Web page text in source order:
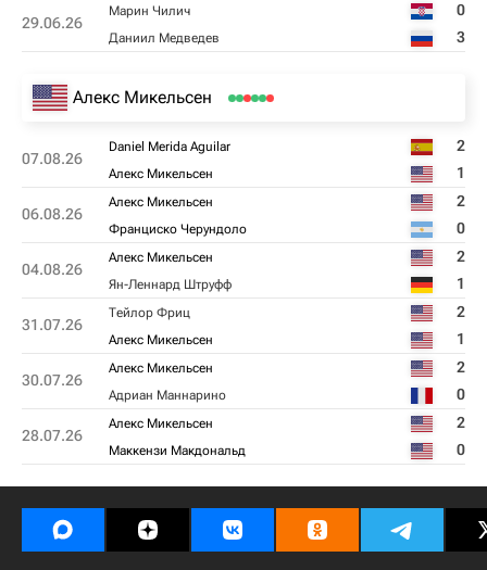
29.06.26
Марин Чилич 0
Даниил Медведев 3
Алекс Микельсен
07.08.26
Daniel Merida Aguilar 2
Алекс Микельсен 1
06.08.26
Алекс Микельсен 2
Франциско Черундоло 0
04.08.26
Алекс Микельсен 2
Ян-Леннард Штруфф 1
31.07.26
Тейлор Фриц 2
Алекс Микельсен 1
30.07.26
Алекс Микельсен 2
Адриан Маннарино 0
28.07.26
Алекс Микельсен 2
Маккензи Макдональд 0